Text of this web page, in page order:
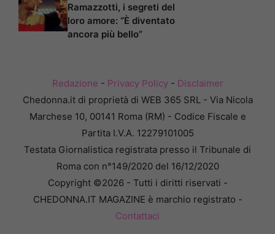
Ramazzotti, i segreti del
loro amore: “È diventato
ancora più bello”
Redazione - Privacy Policy- Disclaimer
Chedonna.it di proprietà di WEB 365 SRL - Via Nicola
Marchese 10, 00141 Roma (RM) - Codice Fiscale e
Partita I.V.A. 12279101005
Testata Giornalistica registrata presso il Tribunale di
Roma con n°149/2020 del 16/12/2020
Copyright ©2026 - Tutti i diritti riservati -
CHEDONNA.IT MAGAZINE è marchio registrato -
Contattaci